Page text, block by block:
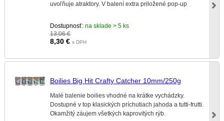
uvoľňuje atraktory. V balení extra priložené pop-up
Dostupnosť: na sklade > 5 ks
13,06 €
8,30 € s DPH
Boilies Big Hit Crafty Catcher 10mm/250g
Malé balenie boilies vhodné na krátke vychádzky.
Dostupné v top klasických príchutiach jahoda a tutti-frutti.
Okamžitý záujem všetkých kaprovitých rýb.